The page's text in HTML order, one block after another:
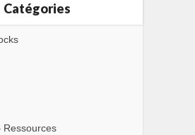
Catégories
Ressources